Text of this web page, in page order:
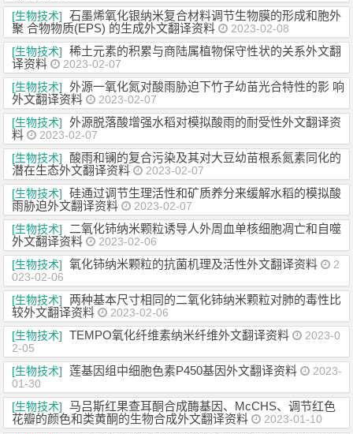
[生物技术]
石墨烯氧化银纳米复合材料调节生物膜的形成和胞外
聚 合物物质(EPS) 的生成外文翻译资料
2023-02-08
[生物技术]
稀土元素的积累与商陆属植物保守性状的关系外文翻
译资料
2023-02-07
[生物技术]
外源一氧化氮对酸雨胁迫下竹子幼苗光合特性的影 响
外文翻译资料
2023-02-07
[生物技术]
外源脱落酸增强水稻对模拟酸雨的耐受性外文翻译资
料
2023-02-07
[生物技术]
酸雨和镧的复合污染及其对大豆幼苗根系氮素同化的
潜在生态外文翻译资料
2023-02-07
[生物技术]
硅通过调节生理活性和矿质养分来缓解水稻的模拟酸
雨胁迫外文翻译资料
2023-02-07
[生物技术]
二氧化铈纳米颗粒诱导人外周血单核细胞凋亡和自噬
外文翻译资料
2023-02-06
[生物技术]
氧化铈纳米颗粒的抗菌机理及活性外文翻译资料
2
023-02-06
[生物技术]
两种基本尺寸相同的二氧化铈纳米颗粒对肺的毒性比
较外文翻译资料
2023-02-06
[生物技术]
TEMPO氧化纤维素纳米纤维外文翻译资料
2023-0
2-05
[生物技术]
莲基因组中细胞色素P450基因外文翻译资料
2023-
01-30
[生物技术]
马吕斯红果查耳酮合成酶基因、McCHS、调节红色
花瓣的颜色和类黄酮的生物合成外文翻译资料
2023-01-10